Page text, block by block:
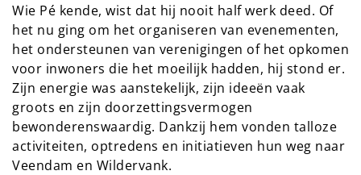
Wie Pé kende, wist dat hij nooit half werk deed. Of
het nu ging om het organiseren van evenementen,
het ondersteunen van verenigingen of het opkomen
voor inwoners die het moeilijk hadden, hij stond er.
Zijn energie was aanstekelijk, zijn ideeën vaak
groots en zijn doorzettingsvermogen
bewonderenswaardig. Dankzij hem vonden talloze
activiteiten, optredens en initiatieven hun weg naar
Veendam en Wildervank.